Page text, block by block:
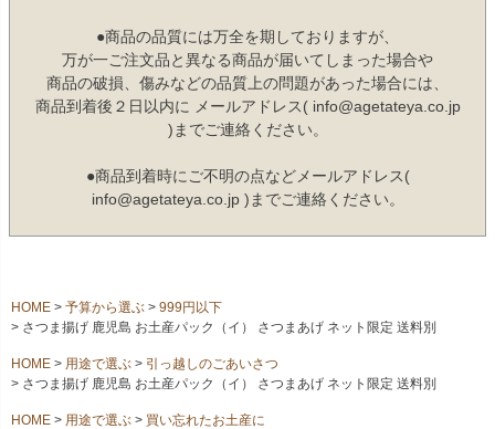
●商品の品質には万全を期しておりますが、
万が一ご注文品と異なる商品が届いてしまった場合や
商品の破損、傷みなどの品質上の問題があった場合には、
商品到着後２日以内に メールアドレス( info@agetateya.co.jp
)までご連絡ください。
●商品到着時にご不明の点などメールアドレス(
info@agetateya.co.jp )までご連絡ください。
HOME 予算から選ぶ
999円以下
さつま揚げ 鹿児島 お土産パック（イ） さつまあげ ネット限定 送料別
HOME 用途で選ぶ
引っ越しのごあいさつ
さつま揚げ 鹿児島 お土産パック（イ） さつまあげ ネット限定 送料別
HOME 用途で選ぶ
買い忘れたお土産に